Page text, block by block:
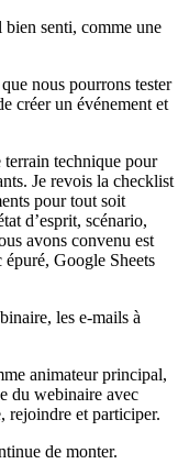
bien senti, comme une
nous pourrons tester
créer un événementet
technique pour
Je revois la checklist
pour tout soit
d’esprit, scénario,
avons convenuest
Google Sheets
les e-mails à
animateur principal,
du webinaire avec
rejoindreet participer.
de monter.